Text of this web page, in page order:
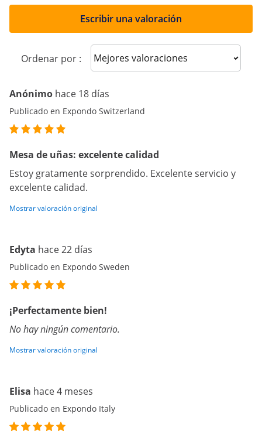
Escribir una valoración
Ordenar por : Sort reviews
Anónimo hace 18 días
Publicado en Expondo Switzerland
Mesa de uñas: excelente calidad
Estoy gratamente sorprendido. Excelente servicio y
excelente calidad.
Mostrar valoración original
Edyta hace 22 días
Publicado en Expondo Sweden
¡Perfectamente bien!
No hay ningún comentario.
Mostrar valoración original
Elisa hace 4 meses
Publicado en Expondo Italy